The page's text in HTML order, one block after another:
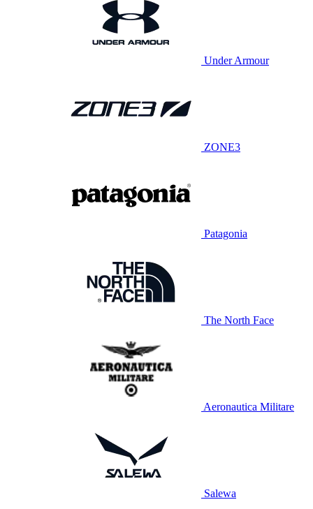
Under Armour
ZONE3
Patagonia
The North Face
Aeronautica Militare
Salewa